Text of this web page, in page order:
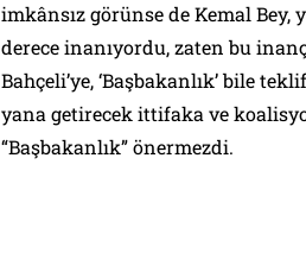
imkânsız görünse de Kemal Bey,
derece inanıyordu, zaten bu
Bahçeli’ye, ‘Başbakanlık’ bile
yana getirecek ittifaka ve
“Başbakanlık” önermezdi.